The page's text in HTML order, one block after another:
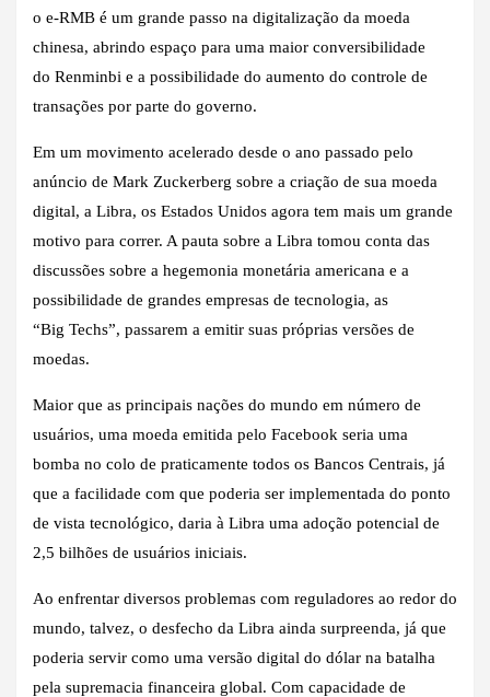
o e-RMB é um grande passo na digitalização da moeda
chinesa, abrindo espaço para uma maior conversibilidade
do Renminbi e a possibilidade do aumento do controle de
transações por parte do governo.
Em um movimento acelerado desde o ano passado pelo
anúncio de Mark Zuckerberg sobre a criação de sua moeda
digital, a Libra, os Estados Unidos agora tem mais um grande
motivo para correr. A pauta sobre a Libra tomou conta das
discussões sobre a hegemonia monetária americana e a
possibilidade de grandes empresas de tecnologia, as
“Big Techs”, passarem a emitir suas próprias versões de
moedas.
Maior que as principais nações do mundo em número de
usuários, uma moeda emitida pelo Facebook seria uma
bomba no colo de praticamente todos os Bancos Centrais, já
que a facilidade com que poderia ser implementada do ponto
de vista tecnológico, daria à Libra uma adoção potencial de
2,5 bilhões de usuários iniciais.
Ao enfrentar diversos problemas com reguladores ao redor do
mundo, talvez, o desfecho da Libra ainda surpreenda, já que
poderia servir como uma versão digital do dólar na batalha
pela supremacia financeira global. Com capacidade de